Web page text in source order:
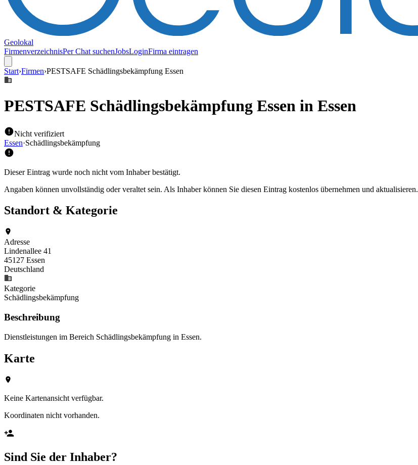
Geolokal
FirmenverzeichnisPer Chat suchenJobsLoginFirma eintragen
Start›Firmen›PESTSAFE Schädlingsbekämpfung Essen
PESTSAFE Schädlingsbekämpfung Essen in Essen
Nicht verifiziert
Essen·Schädlingsbekämpfung
Dieser Eintrag wurde noch nicht vom Inhaber bestätigt.
Angaben können unvollständig oder veraltet sein. Als Inhaber können Sie diesen Eintrag kostenlos übernehmen und aktualisieren.
Standort & Kategorie
Adresse
Lindenallee 41
45127 Essen
Deutschland
Kategorie
Schädlingsbekämpfung
Beschreibung
Dienstleistungen im Bereich Schädlingsbekämpfung in Essen.
Karte
Keine Kartenansicht verfügbar.
Koordinaten nicht vorhanden.
Sind Sie der Inhaber?